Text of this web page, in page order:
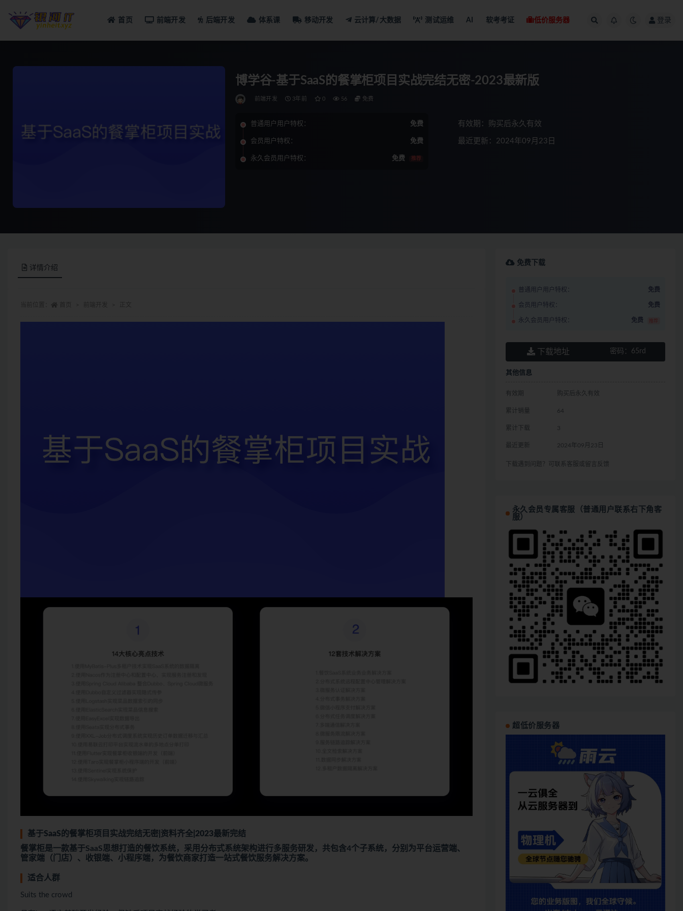
首页 前端开发 后端开发 体系课 移动开发 云计算/大数据 测试运维 AI 软考考证 低价服务器 登录
博学谷-基于SaaS的餐掌柜项目实战完结无密-2023最新版
前端开发 3年前 0 56 免费
普通用户用户特权： 免费
会员用户特权： 免费
永久会员用户特权： 免费 推荐
有效期：购买后永久有效
最近更新：2024年09月23日
详情介绍
基于SaaS的餐掌柜项目实战完结无密|资料齐全|2023最新完结
餐掌柜是一款基于SaaS思想打造的餐饮系统，采用分布式系统架构进行多服务研发，共包含4个子系统，分别为平台运营端、
管家端（门店）、收银端、小程序端，为餐饮商家打造一站式餐饮服务解决方案。
适合人群
Suits the crowd
免费下载
普通用户用户特权： 免费
会员用户特权： 免费
永久会员用户特权： 免费 推荐
下载地址 密码： 65rd
其他信息
有效期 购买后永久有效
累计销量 64
累计下载 3
最近更新 2024年09月23日
下载遇到问题？可联系客服或留言反馈
永久会员专属客服（普通用户联系右下角客
服）
超低价服务器